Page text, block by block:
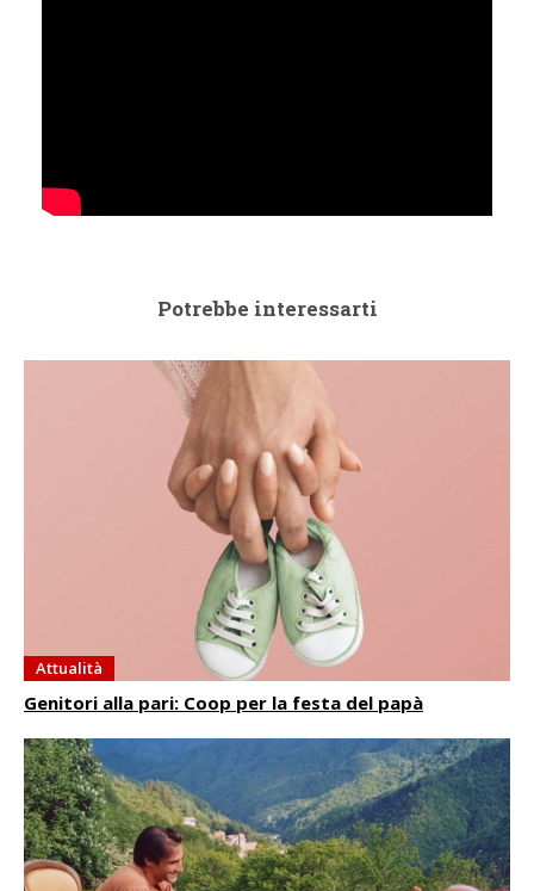
Potrebbe interessarti
Attualità
Genitori alla pari: Coop per la festa del papà